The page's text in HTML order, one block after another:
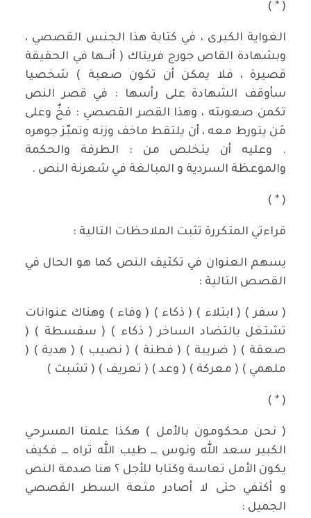
( * )
الغواية الكبرى ، في كتابة هذا الجنس القصصي ،
وبشهادة القاص جورج فريتاك ( أنــها في الحقيقة
قصيرة ، فلا يمكن أن تكون صعبة ) شخصيا
سأوقف الشهادة على رأسها : في قصر النص
تكمن صعوبته ، وهذا القصر القصصي : فخٌ وعلى
مَن يتورط معه ، أن يلتقط ماخف وزنه وتميّز جوهره
. وعليه أن يتخلص من : الطرفة والحكمة
والموعظة السردية و المبالغة في شعرنة النص .
( * )
قراءتي المتكررة تثبت الملاحظات التالية :
يسهم العنوان في تكثيف النص كما هو الحال في
القصص التالية :
( سفر ) ( ابتلاء ) ( ذكاء ) ( وفاء ) وهناك عنوانات
تشتغل بالتضاد الساخر ( ذكاء ) ( سفسطة ) (
صعقة ) ( ضريبة ) ( فطنة ) ( نصيب ) ( هدية ) (
ملهمي ) ( معركة ) ( وعد ) ( تعريف ) ( تشبث )
( * )
( نحن محكومون بالأمل ) هكذا علمنا المسرحي
الكبير سعد الله ونوس ـــ طيب الله ثراه ـــ فكيف
يكون الأمل تعاسة وكتابا للأجل ؟ هنا صدمة النص
و أكتفي حتى لا أصادر متعة السطر القصصي
الجميل :